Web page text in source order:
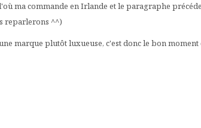
ma commande en Irlande et le paragraphe
reparlerons ^^)
marque plutôt luxueuse, c'est donc le bon moment